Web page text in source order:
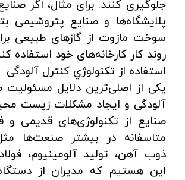
جلوگیری کنند. برای مثال، اگر
پلایشگاه‌ها و صنایع پتروشیمی
سوخت مازوت از گازهای طبیعی
روند کار کارخانه‌های خود استفاده
استفاده از تكنولوژي کنترل آلودگی
یکی از اصلی‌ترین دلایل مسئولیت
آلودگی و ایجاد مشکلات زیست
صنایع از تکنولوژی‌های قدیمی
متاسفانه در بیشتر صنعت‌ها
ذوب آهن، تولید آلومینیوم،
این هستیم که مدیران از